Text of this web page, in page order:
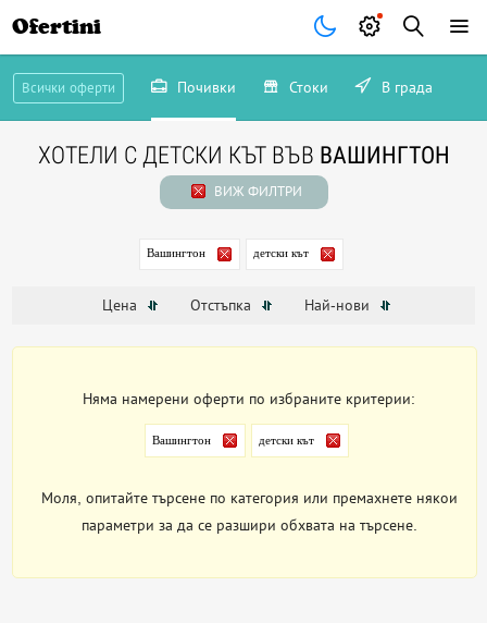
Ofertini
Всички оферти Почивки Стоки В града
ХОТЕЛИ С ДЕТСКИ КЪТ ВЪВ ВАШИНГТОН
ВИЖ ФИЛТРИ
Вашингтон детски кът
Цена Отстъпка Най-нови
Няма намерени оферти по избраните критерии:
Вашингтон детски кът
Моля, опитайте търсене по категория или премахнете някои
параметри за да се разшири обхвата на търсене.